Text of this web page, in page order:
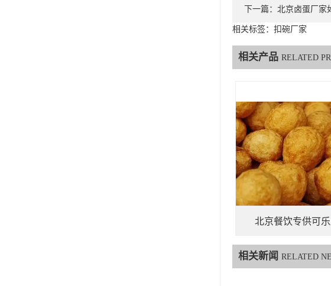
下一篇： 北京卤蛋厂家
相关标签：扣碗厂家
相关产品 RELATED
北京餐饮专供可
相关新闻 RELATED